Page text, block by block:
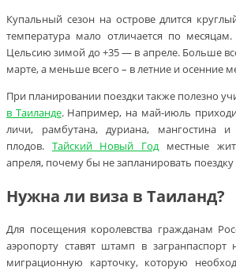
Купальный сезон на острове длится
температура мало отличается по
Цельсию зимой до +35 — в апреле. Больше
марте, а меньше всего – в летние и осенние
При планировании поездки также полезно
в Таиланде. Например, на май-июль
личи, рамбутана, дуриана, мангостина и
плодов. Тайский Новый Годместные
апреля, почему бы не запланировать поездку
Нужна ли виза в Таиланд?
Для посещения королевства гражданам
аэропорту ставят штамп в
миграционную карточку, которую